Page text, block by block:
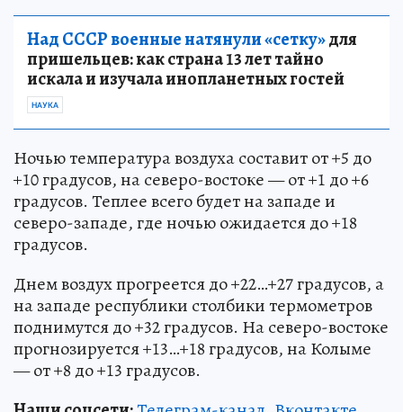
Над СССР военные натянули «сетку»для
пришельцев: как страна 13 лет тайно
искала и изучала инопланетных гостей
НАУКА
Ночью температура воздуха составит от +5 до
+10 градусов, на северо-востоке — от +1 до +6
градусов. Теплее всего будет на западе и
северо-западе, где ночью ожидается до +18
градусов.
Днем воздух прогреется до +22…+27 градусов, а
на западе республики столбики термометров
поднимутся до +32 градусов. На северо-востоке
прогнозируется +13…+18 градусов, на Колыме
— от +8 до +13 градусов.